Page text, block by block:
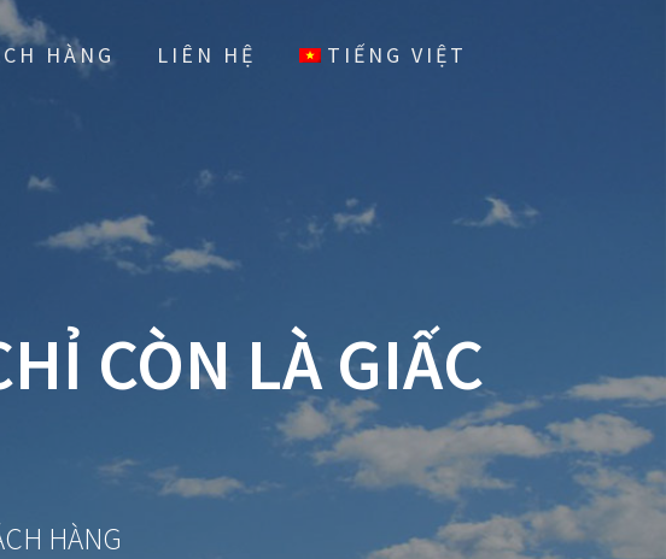
HÀNG LIÊN HỆ TIẾNG VIỆT
CÒN LÀ GIẤC
HÀNG